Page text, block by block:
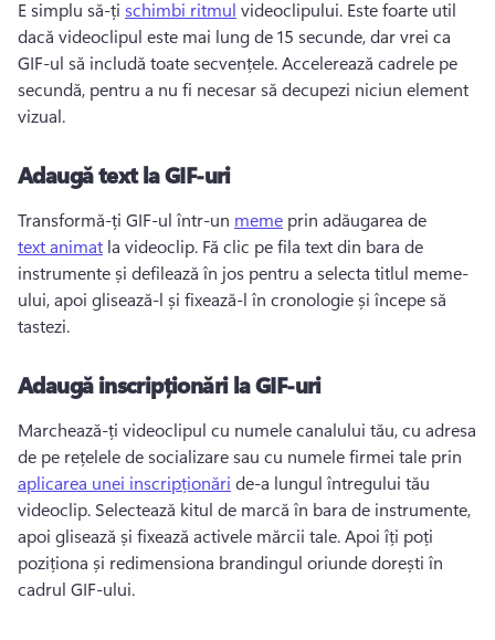
E simplu să-ți schimbi ritmul videoclipului. Este foarte util
dacă videoclipul este mai lung de 15 secunde, dar vrei ca
GIF-ul să includă toate secvențele. Accelerează cadrele pe
secundă, pentru a nu fi necesar să decupezi niciun element
vizual.
Adaugă text la GIF-uri
Transformă-ți GIF-ul într-un meme prin adăugarea de
text animat la videoclip. Fă clic pe fila text din bara de
instrumente și defilează în jos pentru a selecta titlul meme-
ului, apoi glisează-l și fixează-l în cronologie și începe să
tastezi.
Adaugă inscripționări la GIF-uri
Marchează-ți videoclipul cu numele canalului tău, cu adresa
de pe rețelele de socializare sau cu numele firmei tale prin
aplicarea unei inscripționări de-a lungul întregului tău
videoclip. Selectează kitul de marcă în bara de instrumente,
apoi glisează și fixează activele mărcii tale. Apoi îți poți
poziționa și redimensiona brandingul oriunde dorești în
cadrul GIF-ului.